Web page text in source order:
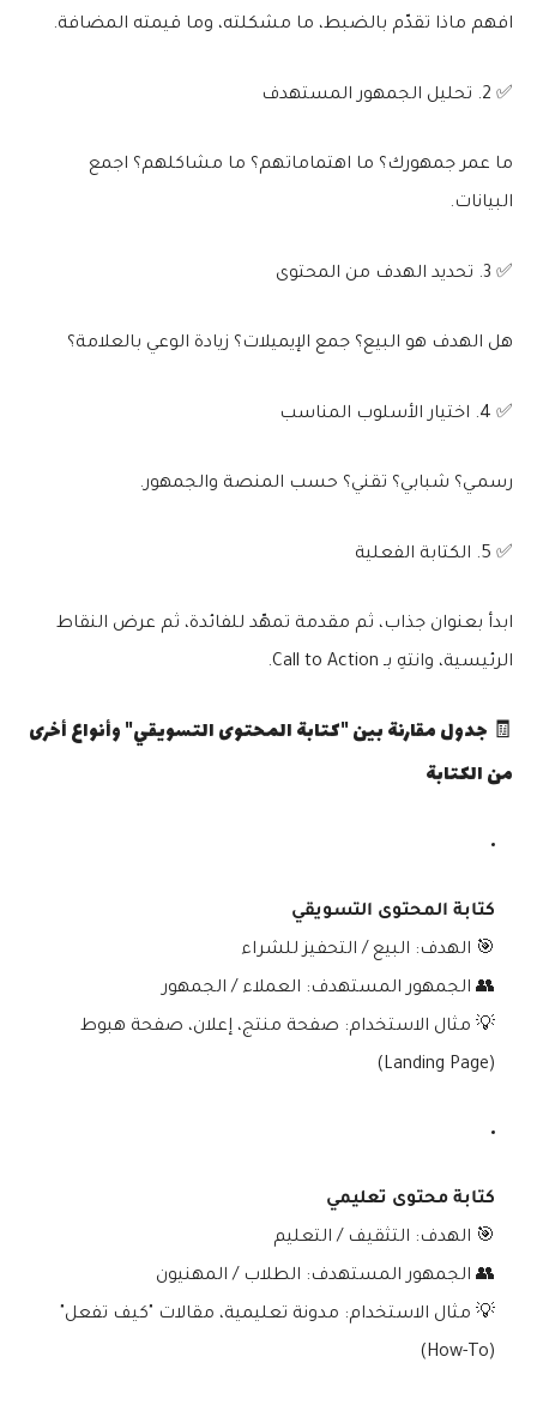
افهم ماذا تقدّم بالضبط، ما مشكلته، وما قيمته المضافة.
✅ 2. تحليل الجمهور المستهدف
ما عمر جمهورك؟ ما اهتماماتهم؟ ما مشاكلهم؟ اجمع
البيانات.
✅ 3. تحديد الهدف من المحتوى
هل الهدف هو البيع؟ جمع الإيميلات؟ زيادة الوعي بالعلامة؟
✅ 4. اختيار الأسلوب المناسب
رسمـي؟ شبابي؟ تقني؟ حسب المنصة والجمهور.
✅ 5. الكتابة الفعلية
ابدأ بعنوان جذاب، ثم مقدمة تمهّد للفائدة، ثم عرض النقاط
الرئيسية، وانتهِ بـ Call to Action.
🧾 جدول مقارنة بين "كتابة المحتوى التسويقي" وأنواع أخرى
من الكتابة
كتابة المحتوى التسويقي
🎯 الهدف: البيع / التحفيز للشراء
👥 الجمهور المستهدف: العملاء / الجمهور
💡 مثال الاستخدام: صفحة منتج، إعلان، صفحة هبوط
(Landing Page)
كتابة محتوى تعليمي
🎯 الهدف: التثقيف / التعليم
👥 الجمهور المستهدف: الطلاب / المهنيون
💡 مثال الاستخدام: مدونة تعليمية، مقالات "كيف تفعل"
(How-To)